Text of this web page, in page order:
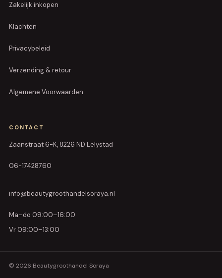
Zakelijk inkopen
Klachten
Privacybeleid
Verzending & retour
Algemene Voorwaarden
CONTACT
Zaanstraat 6-K, 8226 ND Lelystad
06-17428760
info@beautygroothandelsoraya.nl
Ma–do 09:00–16:00
Vr 09:00–13:00
© 2026 Beautygroothandel Soraya